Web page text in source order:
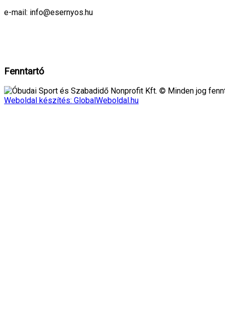
e-mail: info@esernyos.hu
Fenntartó
Óbudai Sport és Szabadidő Nonprofit Kft. © Minden jog
Weboldal készítés: GlobalWeboldal.hu